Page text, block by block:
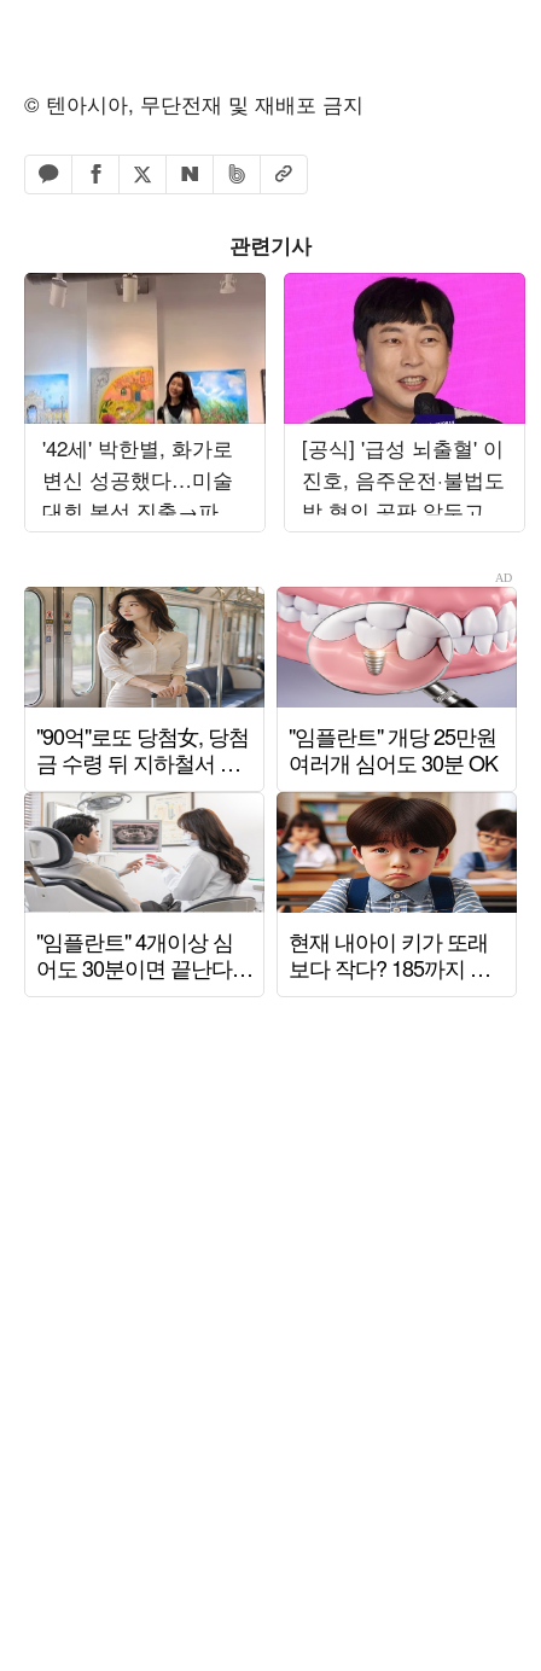
© 텐아시아, 무단전재 및 재배포 금지
카카오톡 공유하기
페이스북 공유하기
엑스 공유하기
네이버 공유하기
밴드 공유하기
URL복사
관련기사
'42세' 박한별, 화가로
변신 성공했다…미술
대회 본선 진출→파리
초대전까지 '못 하는
[공식] '급성 뇌출혈' 이
진호, 음주운전·불법도
박 혐의 공판 앞두고
퇴원했다…"안정 취하